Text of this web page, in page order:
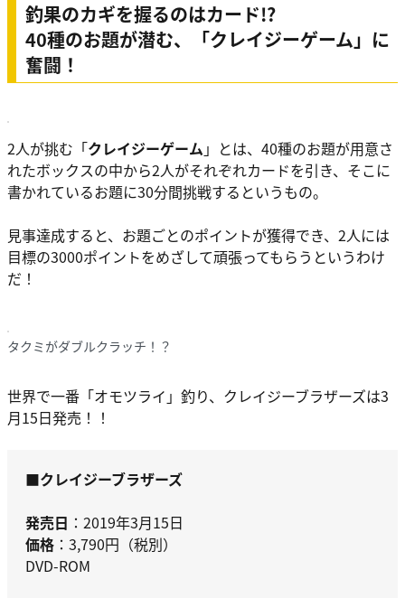
釣果のカギを握るのはカード!?
40種のお題が潜む、「クレイジーゲーム」に
奮闘！
2人が挑む「クレイジーゲーム 」とは、40種のお題が用意さ
れたボックスの中から2人がそれぞれカードを引き、そこに
書かれているお題に30分間挑戦するというもの。
見事達成すると、お題ごとのポイントが獲得でき、2人には
目標の3000ポイントをめざして頑張ってもらうというわけ
だ！
タクミがダブルクラッチ！？
世界で一番「オモツライ」釣り、クレイジーブラザーズは3
月15日発売！！
■クレイジーブラザーズ
発売日 ：2019年3月15日
価格 ：3,790円（税別）
DVD-ROM